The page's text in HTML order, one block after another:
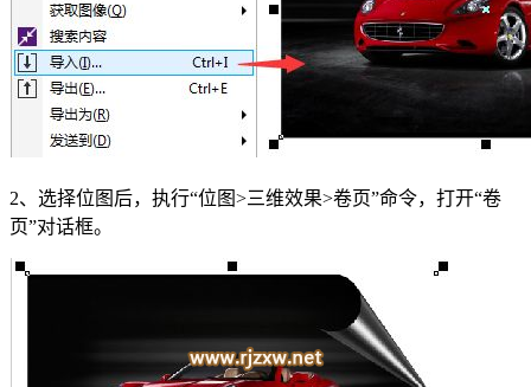
2、选择位图后，执行“位图>三维效果>卷页”命令，打开“卷
页”对话框。